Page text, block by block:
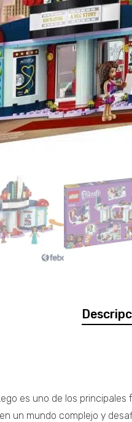
es uno de los
un mundo complejo y